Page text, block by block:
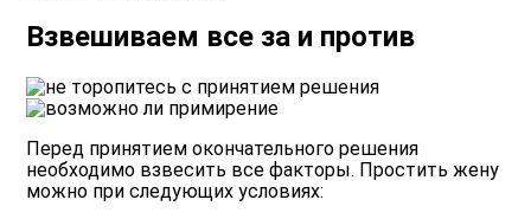
Взвешиваем все за и против
Перед принятием окончательного решения
необходимо взвесить все факторы. Простить жену
можно при следующих условиях: